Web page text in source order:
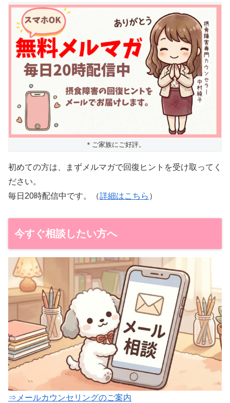
＊ご家族にご好評。
初めての方は、まずメルマガで回復ヒントを受け取ってく
ださい。
毎日20時配信中です。（詳細はこちら ）
今すぐ相談したい方へ
⇒メールカウンセリングのご案内